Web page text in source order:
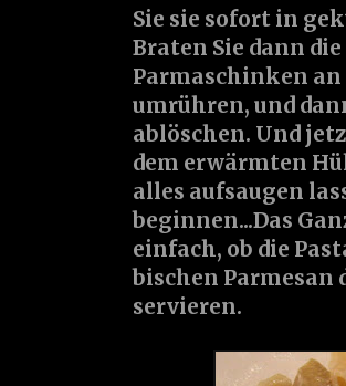
Sie sie sofort in
Braten Sie dann
Parmaschinken an
umrühren, und
ablöschen. Und
dem erwärmten
alles aufsaugen
beginnen...Das
einfach, ob die
bischen Parmesan
servieren.